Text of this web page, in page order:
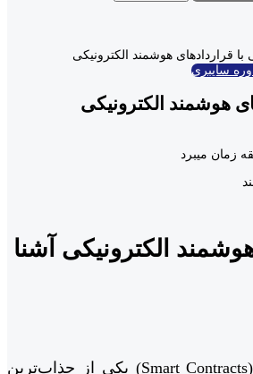
با قراردادهای هوشمند الکترونیکی
سایبری
هوشمند الکترونیکی
الکترونیکی آشنا
قراردادهای هوشمند (Smart Contracts) یکی از جذاب‌ترین